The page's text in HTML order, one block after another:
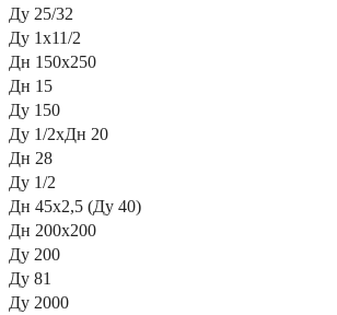
Ду 25/32
Ду 1х11/2
Дн 150х250
Дн 15
Ду 150
Ду 1/2хДн 20
Дн 28
Ду 1/2
Дн 45х2,5 (Ду 40)
Дн 200х200
Ду 200
Ду 81
Ду 2000